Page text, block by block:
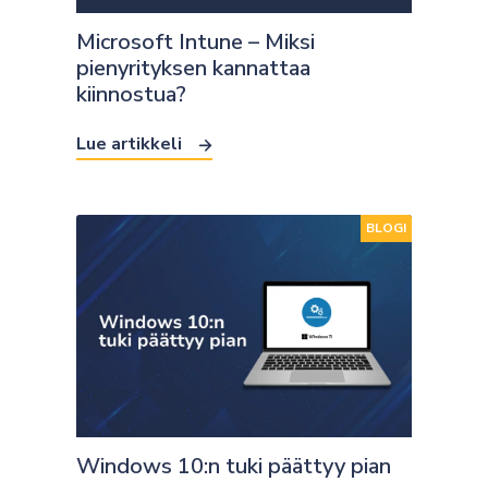
Microsoft Intune – Miksi
pienyrityksen kannattaa
kiinnostua?
Lue artikkeli
Windows 10:n tuki päättyy pian
BLOGI